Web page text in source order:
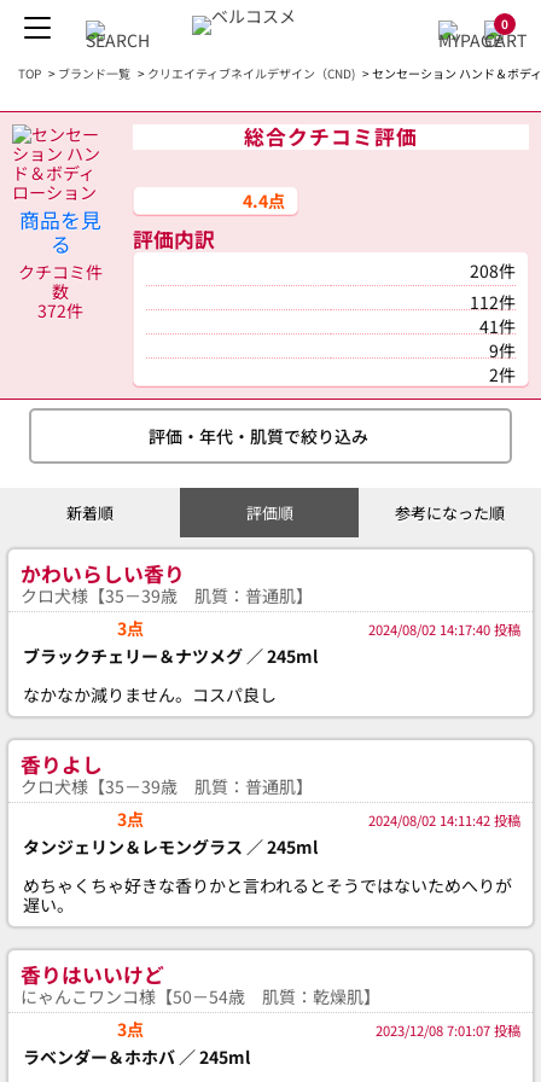
0
TOP > ブランド一覧 > クリエイティブネイルデザイン（CND) >センセーション ハンド＆ボデ
商品を見
る
クチコミ件
数
372件
総合クチコミ評価
4.4点
評価内訳
208件
112件
41件
9件
2件
評価・年代・肌質で絞り込み
新着順 評価順 参考になった順
かわいらしい香り
クロ犬様【35－39歳 肌質：普通肌】
3点
2024/08/02 14:17:40 投稿
ブラックチェリー＆ナツメグ ／ 245ml
なかなか減りません。コスパ良し
香りよし
クロ犬様【35－39歳 肌質：普通肌】
3点
2024/08/02 14:11:42 投稿
タンジェリン＆レモングラス ／ 245ml
めちゃくちゃ好きな香りかと言われるとそうではないためへりが
遅い。
香りはいいけど
にゃんこワンコ様【50－54歳 肌質：乾燥肌】
3点
2023/12/08 7:01:07 投稿
ラベンダー＆ホホバ ／ 245ml